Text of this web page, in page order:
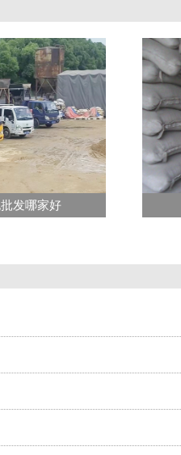
发哪家好